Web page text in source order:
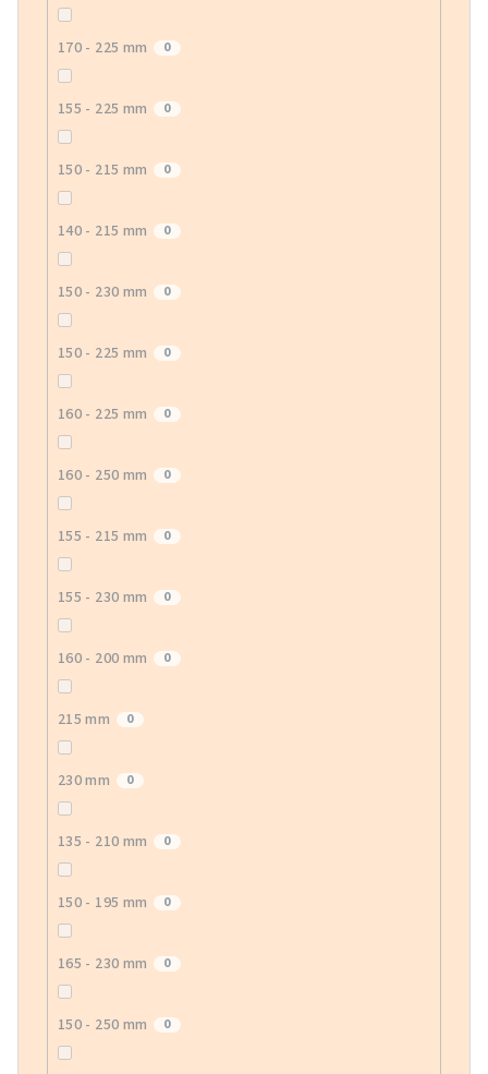
170 - 225 mm 0
155 - 225 mm 0
150 - 215 mm 0
140 - 215 mm 0
150 - 230 mm 0
150 - 225 mm 0
160 - 225 mm 0
160 - 250 mm 0
155 - 215 mm 0
155 - 230 mm 0
160 - 200 mm 0
215 mm 0
230 mm 0
135 - 210 mm 0
150 - 195 mm 0
165 - 230 mm 0
150 - 250 mm 0